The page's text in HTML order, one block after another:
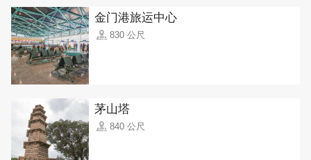
金门港旅运中心
830 公尺
茅山塔
840 公尺